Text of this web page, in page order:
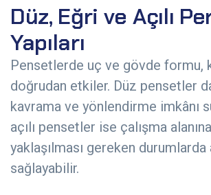
Düz, Eğri ve Açılı
Yapıları
Pensetlerde uç ve gövde formu,
doğrudan etkiler. Düz pensetler
kavrama ve yönlendirme imkânı
açılı pensetler ise çalışma
yaklaşılması gereken durumlarda
sağlayabilir.